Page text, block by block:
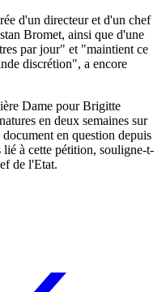
d'un directeur et d'un chef
Bromet, ainsi que d'une
par jour" et "maintient ce
discrétion", a encore
Dame pour Brigitte
en deux semaines sur
en question depuis
lié à cette pétition, souligne-t-
de l'Etat.